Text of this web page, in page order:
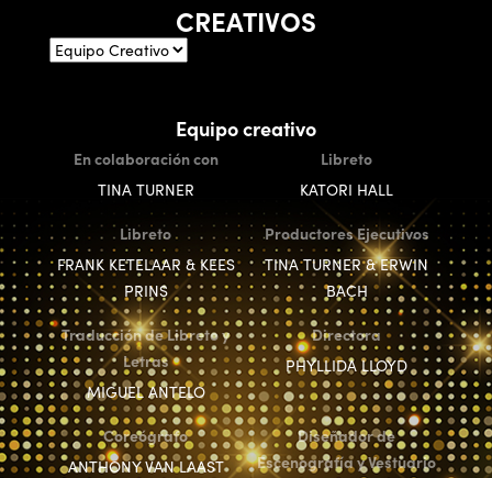
CREATIVOS
Equipo creativo
En colaboración con
TINA TURNER
Libreto
KATORI HALL
Libreto
FRANK KETELAAR & KEES
PRINS
Productores Ejecutivos
TINA TURNER & ERWIN
BACH
Traducción de Libreto y
Letras
MIGUEL ANTELO
Directora
PHYLLIDA LLOYD
Coreógrafo
ANTHONY VAN LAAST
Diseñador de
Escenografía y Vestuario